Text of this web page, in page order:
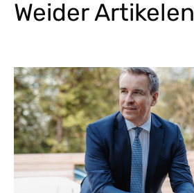
Weider Artikelen